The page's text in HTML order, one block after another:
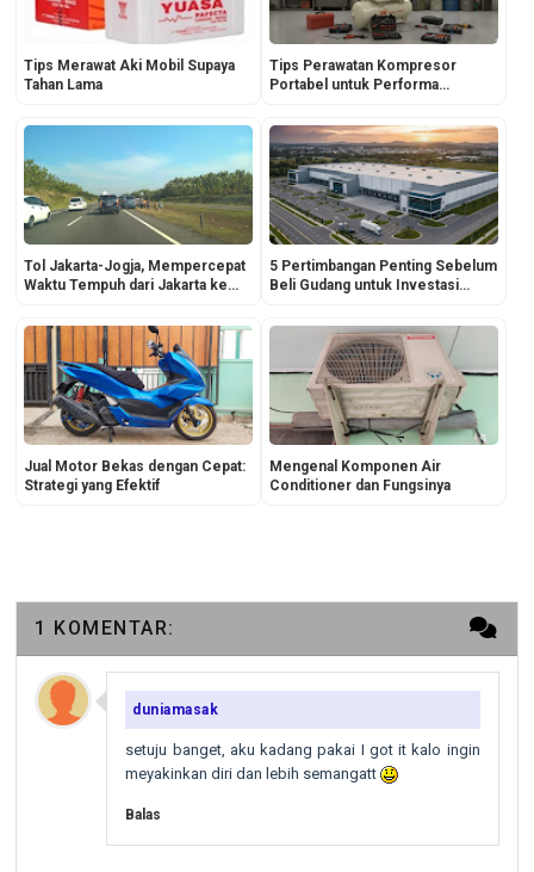
Tips Merawat Aki Mobil Supaya
Tahan Lama
Tips Perawatan Kompresor
Portabel untuk Performa
Nusantara
Tol Jakarta-Jogja, Mempercepat
Waktu Tempuh dari Jakarta ke
5 Pertimbangan Penting Sebelum
Beli Gudang untuk Investasi
Jual Motor Bekas dengan Cepat:
Strategi yang Efektif
Mengenal Komponen Air
Conditioner dan Fungsinya
1 KOMENTAR:
duniamasak
setuju banget, aku kadang pakai I got it kalo ingin
meyakinkan diri dan lebih semangatt
Balas